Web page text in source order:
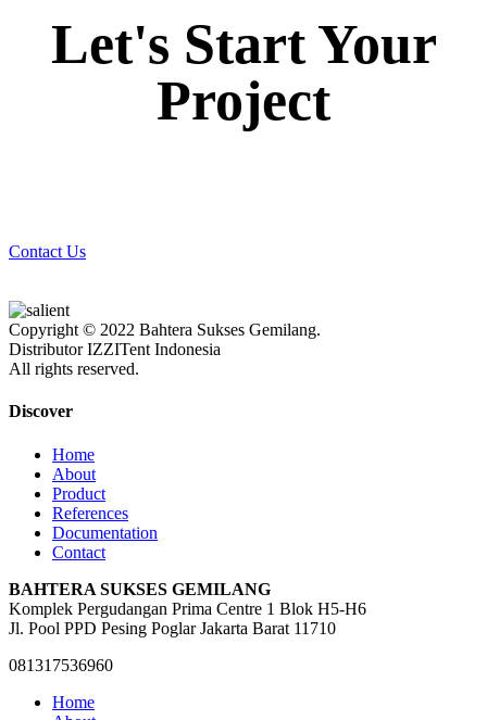
Let's Start Your
Project
Contact Us
Copyright © 2022 Bahtera Sukses Gemilang.
Distributor IZZITent Indonesia
All rights reserved.
Discover
Home
About
Product
References
Documentation
Contact
BAHTERA SUKSES GEMILANG
Komplek Pergudangan Prima Centre 1 Blok H5-H6
Jl. Pool PPD Pesing Poglar Jakarta Barat 11710
Close
081317536960
Home